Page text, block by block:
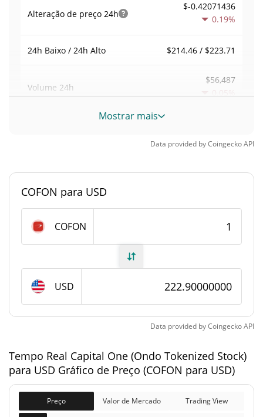
Alteração de preço 24h
$-0.42071436
0.19%
24h Baixo / 24h Alto $214.46 / $223.71
Volume 24h
$56,487
Posição de mercado
Fornecimento de Capital One (Ondo Tokenized
Fornecimento em
circulação
Capital One (Ondo Tokenized Stock) Capitalização
de mercado
Capitalização de
Mostrar mais
Data provided byCoingeckoAPI
COFON para USD
COFON
USD
Data provided byCoingeckoAPI
Tempo Real Capital One (Ondo Tokenized Stock)
para USD Gráfico de Preço (COFON para USD)
Preço Valor de Mercado Trading View